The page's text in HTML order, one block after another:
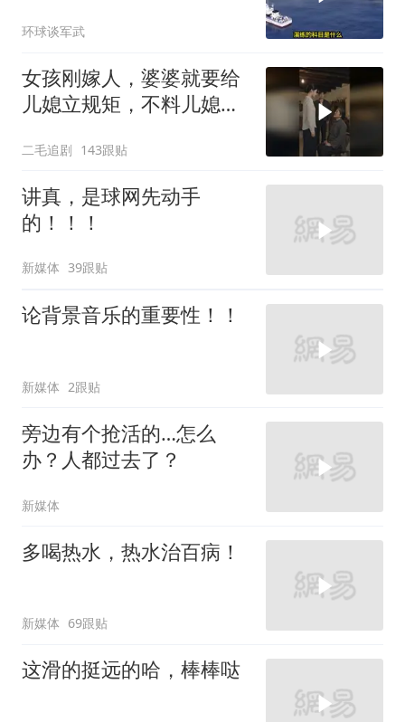
环球谈军武
女孩刚嫁人，婆婆就要给
儿媳立规矩，不料儿媳不
二毛追剧 143跟贴
讲真，是球网先动手
的！！！
新媒体 39跟贴
论背景音乐的重要性！！
新媒体 2跟贴
旁边有个抢活的…怎么
办？人都过去了？
新媒体
多喝热水，热水治百病！
新媒体 69跟贴
这滑的挺远的哈，棒棒哒